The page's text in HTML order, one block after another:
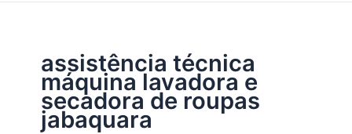
assistência técnica
máquina lavadora e
secadora de roupas
jabaquara